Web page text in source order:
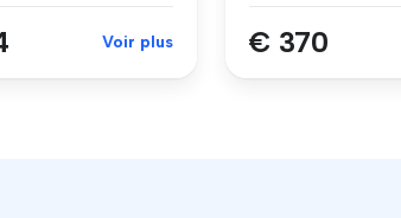
Voir plus € 370